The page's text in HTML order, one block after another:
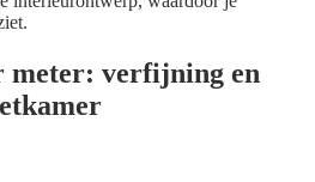
meter: verfijning en